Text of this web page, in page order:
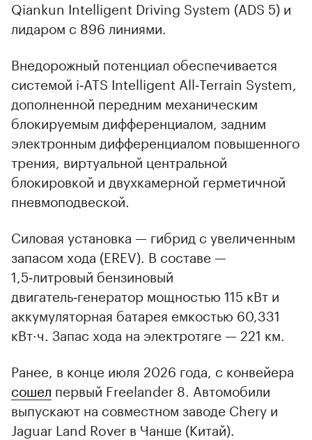
Qiankun Intelligent Driving System (ADS 5) и
лидаром с 896 линиями.
Внедорожный потенциал обеспечивается
системой i‑ATS Intelligent All‑Terrain System,
дополненной передним механическим
блокируемым дифференциалом, задним
электронным дифференциалом повышенного
трения, виртуальной центральной
блокировкой и двухкамерной герметичной
пневмоподвеской.
Силовая установка — гибрид с увеличенным
запасом хода (EREV). В составе —
1,5‑литровый бензиновый
двигатель‑генератор мощностью 115 кВт и
аккумуляторная батарея емкостью 60,331
кВт·ч. Запас хода на электротяге — 221 км.
Ранее, в конце июля 2026 года, с конвейера
сошел первый Freelander 8. Автомобили
выпускают на совместном заводе Chery и
Jaguar Land Rover в Чанше (Китай).